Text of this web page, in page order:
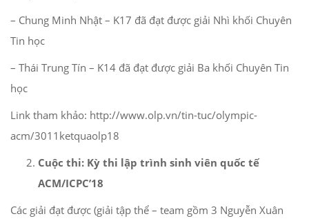
– Chung Minh Nhật – K17 đã đạt được giải Nhì khối Chuyên
Tin học
– Thái Trung Tín – K14 đã đạt được giải Ba khối Chuyên Tin
học
Link tham khảo: http://www.olp.vn/tin-tuc/olympic-
acm/3011ketquaolp18
Cuộc thi: Kỳ thi lập trình sinh viên quốc tế
ACM/ICPC’18
Các giải đạt được (giải tập thể – team gồm 3 Nguyễn Xuân